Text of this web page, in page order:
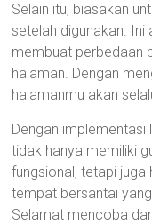
Selain itu, biasakan
setelah digunakan.
membuat perbedaan
halaman. Dengan
halamanmu akan
Dengan implementasi
tidak hanya memiliki
fungsional, tetapi
tempat bersantai
Selamat mencoba